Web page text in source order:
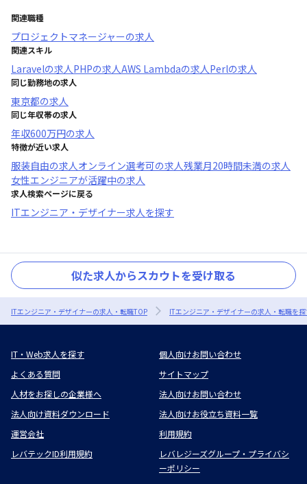
関連職種
プロジェクトマネージャーの求人
関連スキル
Laravelの求人PHPの求人AWS Lambdaの求人Perlの求人
同じ勤務地の求人
東京都の求人
同じ年収帯の求人
年収600万円の求人
特徴が近い求人
服装自由の求人オンライン選考可の求人残業月20時間未満の求人
女性エンジニアが活躍中の求人
求人検索ページに戻る
ITエンジニア・デザイナー求人を探す
似た求人からスカウトを受け取る
ITエンジニア・デザイナーの求人・転職TOP ITエンジニア・デザイナーの求人・転職を
IT・Web求人を探す
個人向けお問い合わせ
よくある質問
サイトマップ
人材をお探しの企業様へ
法人向けお問い合わせ
法人向け資料ダウンロード
法人向けお役立ち資料一覧
運営会社
利用規約
レバテックID利用規約
レバレジーズグループ・プライバシ
ーポリシー